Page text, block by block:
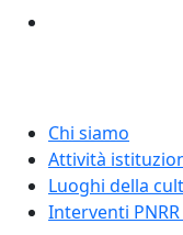
Chi siamo
Attività
Luoghi della
Interventi PNRR